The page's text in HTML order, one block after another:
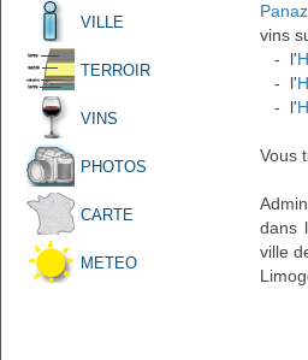
VILLE
TERROIR
VINS
PHOTOS
CARTE
METEO
vins
- l'
- l'
- l'
Vous
dans
ville